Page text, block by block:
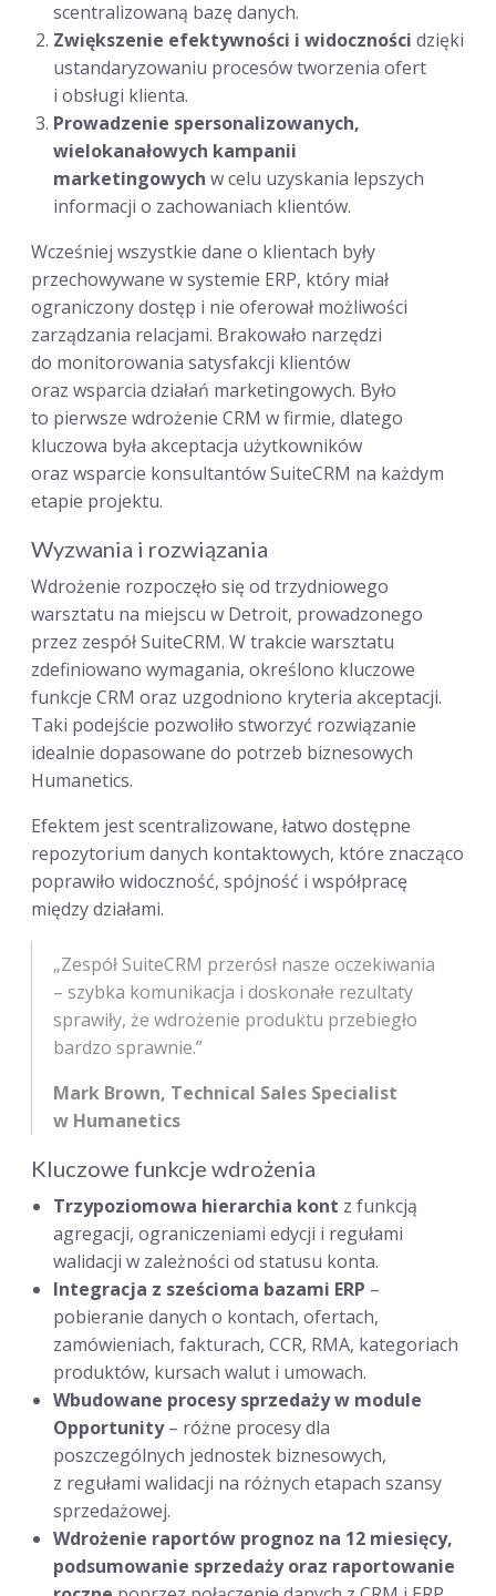
scentralizowaną bazę danych.
Zwiększenie efektywności i widoczności dzięki
ustandaryzowaniu procesów tworzenia ofert
i obsługi klienta.
Prowadzenie spersonalizowanych,
wielokanałowych kampanii
marketingowych w celu uzyskania lepszych
informacji o zachowaniach klientów.
Wcześniej wszystkie dane o klientach były
przechowywane w systemie ERP, który miał
ograniczony dostęp i nie oferował możliwości
zarządzania relacjami. Brakowało narzędzi
do monitorowania satysfakcji klientów
oraz wsparcia działań marketingowych. Było
to pierwsze wdrożenie CRM w firmie, dlatego
kluczowa była akceptacja użytkowników
oraz wsparcie konsultantów SuiteCRM na każdym
etapie projektu.
Wyzwania i rozwiązania
Wdrożenie rozpoczęło się od trzydniowego
warsztatu na miejscu w Detroit, prowadzonego
przez zespół SuiteCRM. W trakcie warsztatu
zdefiniowano wymagania, określono kluczowe
funkcje CRM oraz uzgodniono kryteria akceptacji.
Taki podejście pozwoliło stworzyć rozwiązanie
idealnie dopasowane do potrzeb biznesowych
Humanetics.
Efektem jest scentralizowane, łatwo dostępne
repozytorium danych kontaktowych, które znacząco
poprawiło widoczność, spójność i współpracę
między działami.
„Zespół SuiteCRM przerósł nasze oczekiwania
– szybka komunikacja i doskonałe rezultaty
sprawiły, że wdrożenie produktu przebiegło
bardzo sprawnie.”
Mark Brown, Technical Sales Specialist
w Humanetics
Kluczowe funkcje wdrożenia
Trzypoziomowa hierarchia kont z funkcją
agregacji, ograniczeniami edycji i regułami
walidacji w zależności od statusu konta.
Integracja z sześcioma bazami ERP –
pobieranie danych o kontach, ofertach,
zamówieniach, fakturach, CCR, RMA, kategoriach
produktów, kursach walut i umowach.
Wbudowane procesy sprzedaży w module
Opportunity– różne procesy dla
poszczególnych jednostek biznesowych,
z regułami walidacji na różnych etapach szansy
sprzedażowej.
Wdrożenie raportów prognoz na 12 miesięcy,
podsumowanie sprzedaży oraz raportowanie